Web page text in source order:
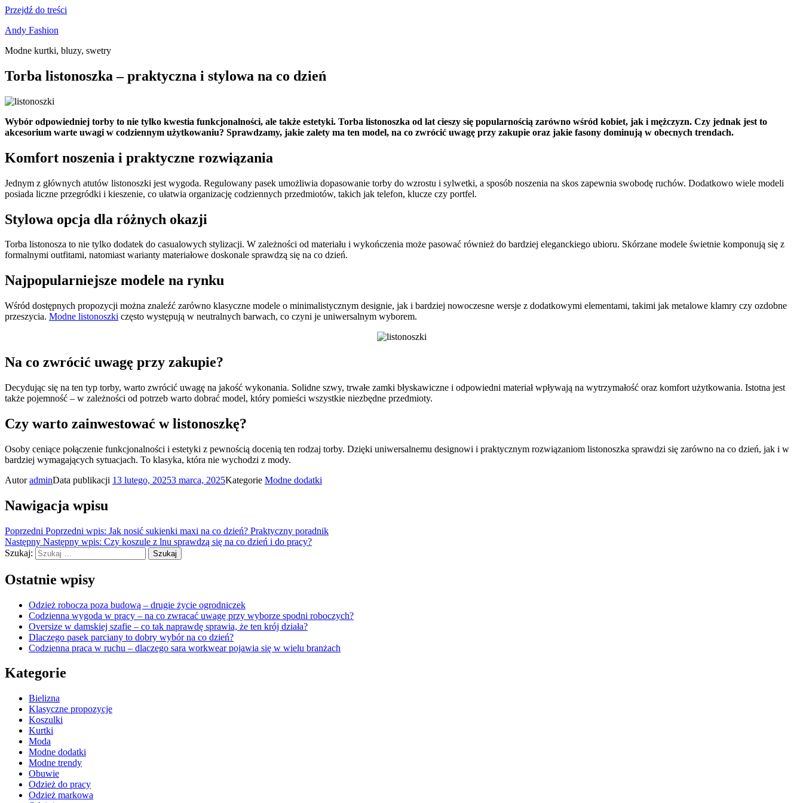
Przejdź do treści
Andy Fashion
Modne kurtki, bluzy, swetry
Torba listonoszka – praktyczna i stylowa na co dzień
Wybór odpowiedniej torby to nie tylko kwestia funkcjonalności, ale także estetyki. Torba listonoszka od lat cieszy się popularnością zarówno wśród kobiet, jak i mężczyzn. Czy jednak jest to
akcesorium warte uwagi w codziennym użytkowaniu? Sprawdzamy, jakie zalety ma ten model, na co zwrócić uwagę przy zakupie oraz jakie fasony dominują w obecnych trendach.
Komfort noszenia i praktyczne rozwiązania
Jednym z głównych atutów listonoszki jest wygoda. Regulowany pasek umożliwia dopasowanie torby do wzrostu i sylwetki, a sposób noszenia na skos zapewnia swobodę ruchów. Dodatkowo wiele modeli
posiada liczne przegródki i kieszenie, co ułatwia organizację codziennych przedmiotów, takich jak telefon, klucze czy portfel.
Stylowa opcja dla różnych okazji
Torba listonosza to nie tylko dodatek do casualowych stylizacji. W zależności od materiału i wykończenia może pasować również do bardziej eleganckiego ubioru. Skórzane modele świetnie komponują się z
formalnymi outfitami, natomiast warianty materiałowe doskonale sprawdzą się na co dzień.
Najpopularniejsze modele na rynku
Wśród dostępnych propozycji można znaleźć zarówno klasyczne modele o minimalistycznym designie, jak i bardziej nowoczesne wersje z dodatkowymi elementami, takimi jak metalowe klamry czy ozdobne
przeszycia. Modne listonoszki często występują w neutralnych barwach, co czyni je uniwersalnym wyborem.
Na co zwrócić uwagę przy zakupie?
Decydując się na ten typ torby, warto zwrócić uwagę na jakość wykonania. Solidne szwy, trwałe zamki błyskawiczne i odpowiedni materiał wpływają na wytrzymałość oraz komfort użytkowania. Istotna jest
także pojemność – w zależności od potrzeb warto dobrać model, który pomieści wszystkie niezbędne przedmioty.
Czy warto zainwestować w listonoszkę?
Osoby ceniące połączenie funkcjonalności i estetyki z pewnością docenią ten rodzaj torby. Dzięki uniwersalnemu designowi i praktycznym rozwiązaniom listonoszka sprawdzi się zarówno na co dzień, jak i w
bardziej wymagających sytuacjach. To klasyka, która nie wychodzi z mody.
AutoradminData publikacji 13 lutego, 20253 marca, 2025Kategorie Modne dodatki
Nawigacja wpisu
Poprzedni Poprzedni wpis: Jak nosić sukienki maxi na co dzień? Praktyczny poradnik
Następny Następny wpis: Czy koszule z lnu sprawdzą się na co dzień i do pracy?
Szukaj:
Szukaj
Ostatnie wpisy
Odzież robocza poza budową – drugie życie ogrodniczek
Codzienna wygoda w pracy – na co zwracać uwagę przy wyborze spodni roboczych?
Oversize w damskiej szafie – co tak naprawdę sprawia, że ten krój działa?
Dlaczego pasek parciany to dobry wybór na co dzień?
Codzienna praca w ruchu – dlaczego sara workwear pojawia się w wielu branżach
Kategorie
Bielizna
Klasyczne propozycje
Koszulki
Kurtki
Moda
Modne dodatki
Modne trendy
Obuwie
Odzież do pracy
Odzież markowa